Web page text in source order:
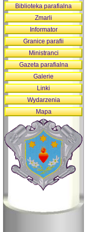
Biblioteka parafialna
Zmarli
Informator
Granice parafii
Ministranci
Gazeta parafialna
Galerie
Linki
Wydarzenia
Mapa